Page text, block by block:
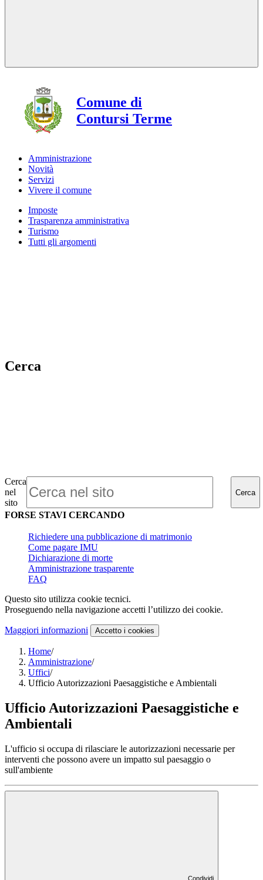
Comune di
Contursi Terme
Amministrazione
Novità
Servizi
Vivere il comune
Imposte
Trasparenza amministrativa
Turismo
Tutti gli argomenti
Cerca
Cerca
nel
sito
Cerca
FORSE STAVI CERCANDO
Richiedere una pubblicazione di matrimonio
Come pagare IMU
Dichiarazione di morte
Amministrazione trasparente
FAQ
Questo sito utilizza cookie tecnici.
Proseguendo nella navigazione accetti l’utilizzo dei cookie.
Maggiori informazioni Accetto i cookies
Home/
Amministrazione/
Uffici/
Ufficio Autorizzazioni Paesaggistiche e Ambientali
Ufficio Autorizzazioni Paesaggistiche e
Ambientali
L'ufficio si occupa di rilasciare le autorizzazioni necessarie per
interventi che possono avere un impatto sul paesaggio o
sull'ambiente
Condividi